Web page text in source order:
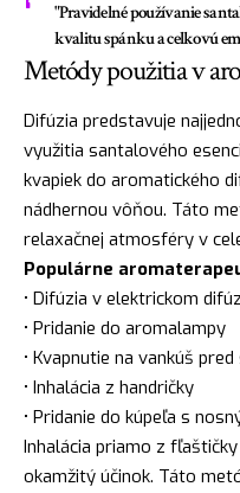
"Pravidelné používanie
kvalitu spánku a celkovú
Metódy použitia v
Difúzia predstavuje
využitia santalového
kvapiek do aromatického
nádhernou vôňou. Táto
relaxačnej atmosféry v
Populárne
• Difúzia v elektrickom
• Pridanie do aromalampy
• Kvapnutie na vankúš
• Inhalácia z handričky
• Pridanie do kúpeľa s
Inhalácia priamo z
okamžitý účinok. Táto